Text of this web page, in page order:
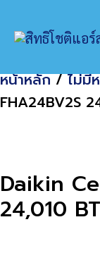
Home
สินค้า
Daikin
หน้าหลัก/ไม่มี
FHA24BV2S
Daikin
24,010